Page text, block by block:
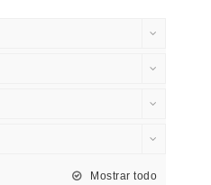
Mostrar todo